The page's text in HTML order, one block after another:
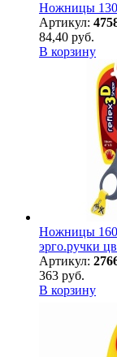
Ножницы
Артикул:
84,40 руб.
В корзину
Ножницы
эрго.ручки
Артикул:
363 руб.
В корзину